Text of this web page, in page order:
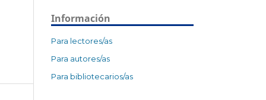
Información
Para lectores/as
Para autores/as
Para bibliotecarios/as